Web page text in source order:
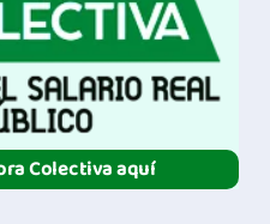
Colectiva aquí